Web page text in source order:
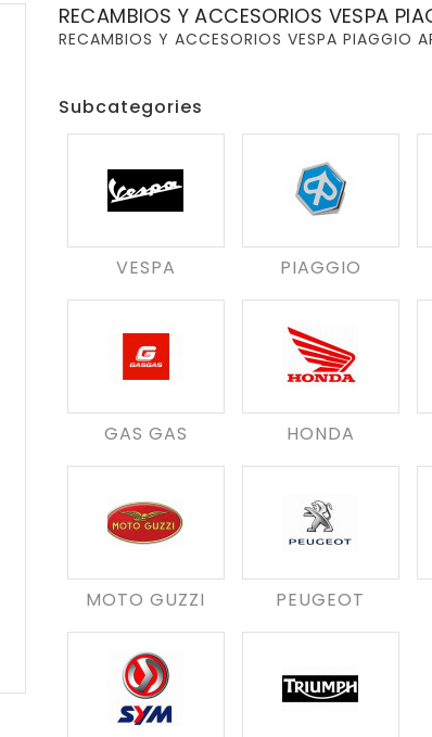
RECAMBIOS Y ACCESORIOS VESPA
RECAMBIOS Y ACCESORIOS VESPA PIAGGIO
Subcategories
VESPA PIAGGIO
GAS GAS HONDA
MOTO GUZZI PEUGEOT